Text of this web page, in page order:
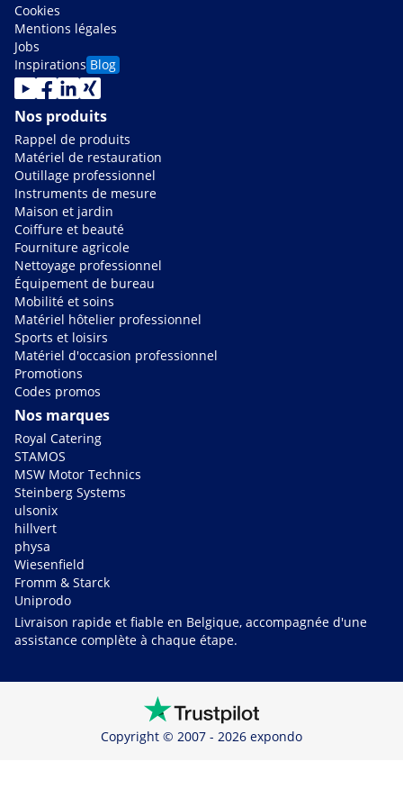
Cookies
Mentions légales
Jobs
Inspirations Blog
Nos produits
Rappel de produits
Matériel de restauration
Outillage professionnel
Instruments de mesure
Maison et jardin
Coiffure et beauté
Fourniture agricole
Nettoyage professionnel
Équipement de bureau
Mobilité et soins
Matériel hôtelier professionnel
Sports et loisirs
Matériel d'occasion professionnel
Promotions
Codes promos
Nos marques
Royal Catering
STAMOS
MSW Motor Technics
Steinberg Systems
ulsonix
hillvert
physa
Wiesenfield
Fromm & Starck
Uniprodo
Livraison rapide et fiable en Belgique, accompagnée d'une
assistance complète à chaque étape.
Copyright © 2007 - 2026 expondo